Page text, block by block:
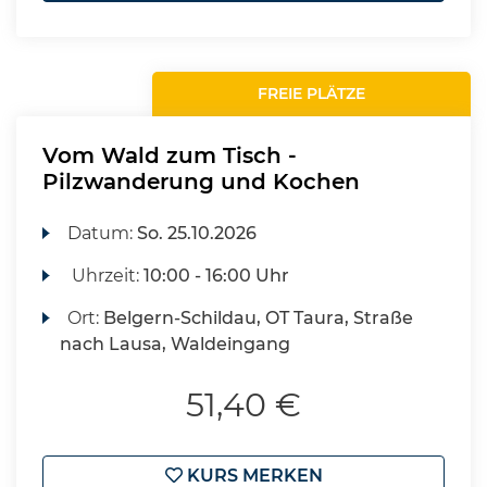
FREIE PLÄTZE
Vom Wald zum Tisch -
Pilzwanderung und Kochen
Datum:So. 25.10.2026
Uhrzeit:10:00 - 16:00 Uhr
Ort: Belgern-Schildau, OT Taura, Straße
nach Lausa, Waldeingang
51,40 €
KURS MERKEN